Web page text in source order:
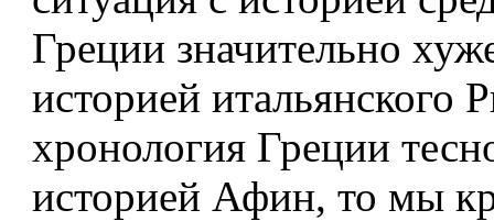
Греции значительно
историей итальянского
хронология Греции
историей Афин, то мы